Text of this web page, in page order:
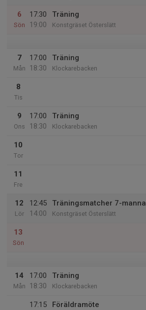
6
Sön
17:30
19:00
Träning
Konstgräset Österslätt
7
Mån
17:00
18:30
Träning
Klockarebacken
8
Tis
9
Ons
17:00
18:30
Träning
Klockarebacken
10
Tor
11
Fre
12
Lör
12:45
14:00
Träningsmatcher 7-manna
Konstgräset Österslätt
13
Sön
14
Mån
17:00
18:30
Träning
Klockarebacken
17:15
Föräldramöte